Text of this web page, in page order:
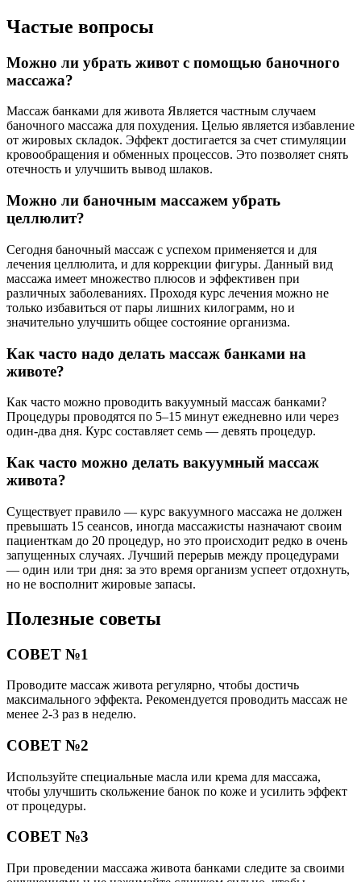
Частые вопросы
Можно ли убрать живот с помощью баночного
массажа?
Массаж банками для живота Является частным случаем
баночного массажа для похудения. Целью является избавление
от жировых складок. Эффект достигается за счет стимуляции
кровообращения и обменных процессов. Это позволяет снять
отечность и улучшить вывод шлаков.
Можно ли баночным массажем убрать
целлюлит?
Сегодня баночный массаж с успехом применяется и для
лечения целлюлита, и для коррекции фигуры. Данный вид
массажа имеет множество плюсов и эффективен при
различных заболеваниях. Проходя курс лечения можно не
только избавиться от пары лишних килограмм, но и
значительно улучшить общее состояние организма.
Как часто надо делать массаж банками на
животе?
Как часто можно проводить вакуумный массаж банками?
Процедуры проводятся по 5–15 минут ежедневно или через
один-два дня. Курс составляет семь — девять процедур.
Как часто можно делать вакуумный массаж
живота?
Существует правило — курс вакуумного массажа не должен
превышать 15 сеансов, иногда массажисты назначают своим
пациенткам до 20 процедур, но это происходит редко в очень
запущенных случаях. Лучший перерыв между процедурами
— один или три дня: за это время организм успеет отдохнуть,
но не восполнит жировые запасы.
Полезные советы
СОВЕТ №1
Проводите массаж живота регулярно, чтобы достичь
максимального эффекта. Рекомендуется проводить массаж не
менее 2-3 раз в неделю.
СОВЕТ №2
Используйте специальные масла или крема для массажа,
чтобы улучшить скольжение банок по коже и усилить эффект
от процедуры.
СОВЕТ №3
При проведении массажа живота банками следите за своими